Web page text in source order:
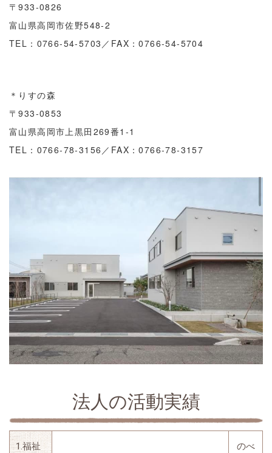
〒933-0826
富山県高岡市佐野548-2
TEL：0766-54-5703／FAX：0766-54-5704
＊りすの森
〒933-0853
富山県高岡市上黒田269番1‐1
TEL：0766-78-3156／FAX：0766-78-3157
法人の活動実績
1.福祉
のべ